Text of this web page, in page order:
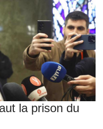
la prison du